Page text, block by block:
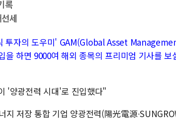
록
세
투자의 도우미' GAM(Global Asset
하면 9000여 해외 종목의 프리미엄 기사를 보
'양광전력 시대'로 진입했다"
지 저장 통합 기업 양광전력(陽光電源